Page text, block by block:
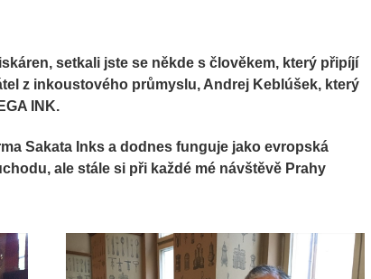
setkali jste se někde s člověkem, který připíjí
z inkoustového průmyslu, Andrej Keblúšek, který
INK.
Sakata Inks a dodnes funguje jako evropská
ale stále si při každé mé návštěvě Prahy